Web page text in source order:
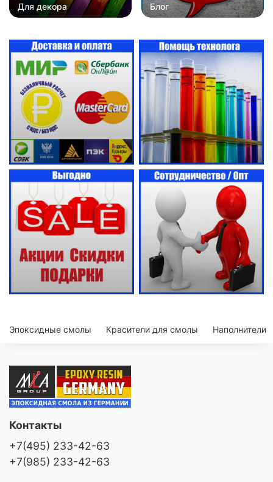
Для декора Блог
Эпоксидные смолы Красители для смолы Наполнители
Контакты
+7(495) 233-42-63
+7(985) 233-42-63